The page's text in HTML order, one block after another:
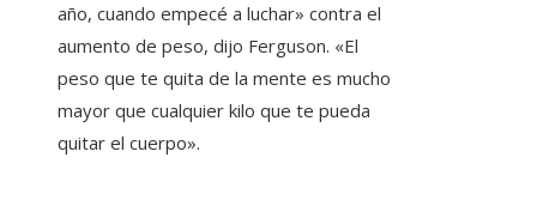
año, cuando empecé a luchar» contra el
aumento de peso, dijo Ferguson. «El
peso que te quita de la mente es mucho
mayor que cualquier kilo que te pueda
quitar el cuerpo».